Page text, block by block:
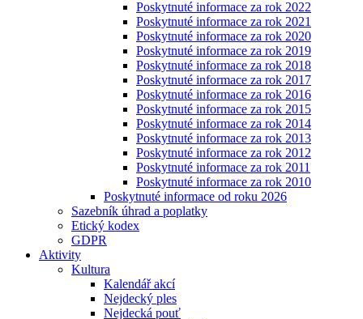
Poskytnuté informace za rok 2022
Poskytnuté informace za rok 2021
Poskytnuté informace za rok 2020
Poskytnuté informace za rok 2019
Poskytnuté informace za rok 2018
Poskytnuté informace za rok 2017
Poskytnuté informace za rok 2016
Poskytnuté informace za rok 2015
Poskytnuté informace za rok 2014
Poskytnuté informace za rok 2013
Poskytnuté informace za rok 2012
Poskytnuté informace za rok 2011
Poskytnuté informace za rok 2010
Poskytnuté informace od roku 2026
Sazebník úhrad a poplatky
Etický kodex
GDPR
Aktivity
Kultura
Kalendář akcí
Nejdecký ples
Nejdecká pouť